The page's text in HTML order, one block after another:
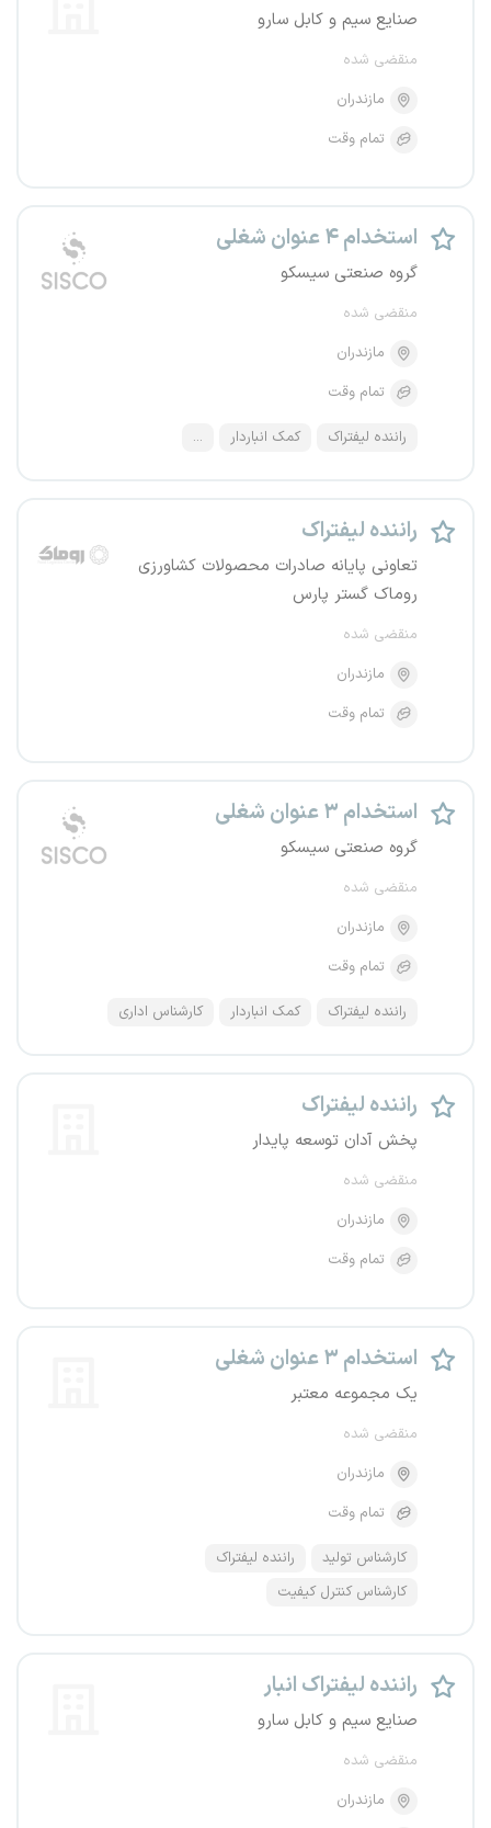
صنایع سیم و کابل سارو
منقضی شده
مازندران
تمام وقت
استخدام ۴ عنوان شغلی
گروه صنعتی سیسکو
منقضی شده
مازندران
تمام وقت
راننده لیفتراک کمک انباردار ...
راننده لیفتراک
تعاونی پایانه صادرات محصولات کشاورزی
روماک گستر پارس
منقضی شده
مازندران
تمام وقت
استخدام ۳ عنوان شغلی
گروه صنعتی سیسکو
منقضی شده
مازندران
تمام وقت
راننده لیفتراک کمک انباردار کارشناس اداری
راننده لیفتراک
پخش آدان توسعه پایدار
منقضی شده
مازندران
تمام وقت
استخدام ۳ عنوان شغلی
یک مجموعه معتبر
منقضی شده
مازندران
تمام وقت
کارشناس تولید
راننده لیفتراک
کارشناس کنترل کیفیت
راننده لیفتراک انبار
صنایع سیم و کابل سارو
منقضی شده
مازندران